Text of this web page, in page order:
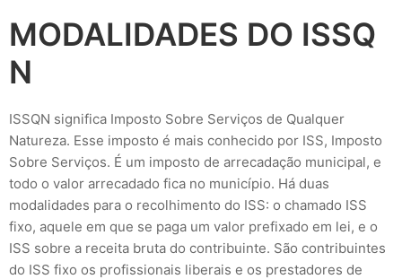
MODALIDADES DO ISSQ
N
ISSQN significa Imposto Sobre Serviços de Qualquer
Natureza. Esse imposto é mais conhecido por ISS, Imposto
Sobre Serviços. É um imposto de arrecadação municipal, e
todo o valor arrecadado fica no município. Há duas
modalidades para o recolhimento do ISS: o chamado ISS
fixo, aquele em que se paga um valor prefixado em lei, e o
ISS sobre a receita bruta do contribuinte. São contribuintes
do ISS fixo os profissionais liberais e os prestadores de